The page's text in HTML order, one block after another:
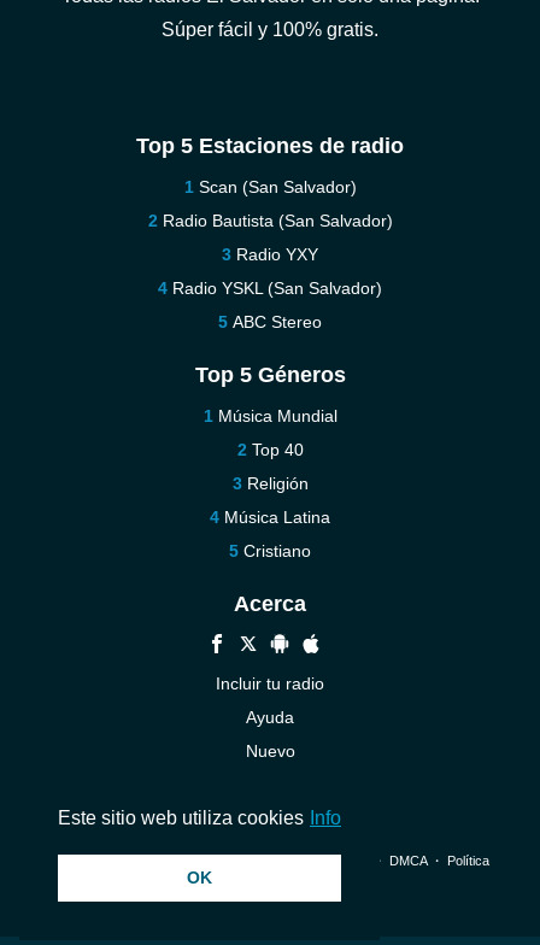
Súper fácil y 100% gratis.
Top 5 Estaciones de radio
Scan (San Salvador)
Radio Bautista (San Salvador)
Radio YXY
Radio YSKL (San Salvador)
ABC Stereo
Top 5 Géneros
Música Mundial
Top 40
Religión
Música Latina
Cristiano
Acerca
Incluir tu radio
Ayuda
Nuevo
© 2026 InstantAudio. Reservados todos los derechos. ・ DMCA・ Política
Este sitio web utiliza cookies Info
OK